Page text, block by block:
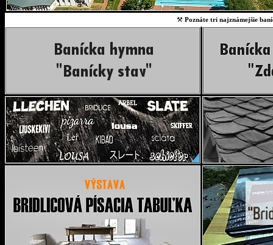
⚒ Poznáte tri najznámejšie